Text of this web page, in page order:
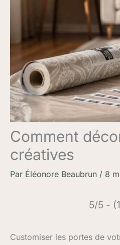
Comment
créatives
Par Éléonore Beaubrun / 8
5/5 -
Customiser les portes de